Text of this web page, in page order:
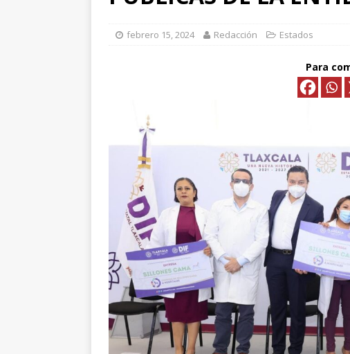
Y ESPECIALISTAS QUE
Presenta
[ abril 13, 2026 ] No es
[ abril 13, 2026 ] Confirma
discutirán
[ abril 13, 2026 ] CLAUDIA
“ROSARIO
[ abril 30, 2024 ]
febrero 15, 2024 Redacción Estados
Para